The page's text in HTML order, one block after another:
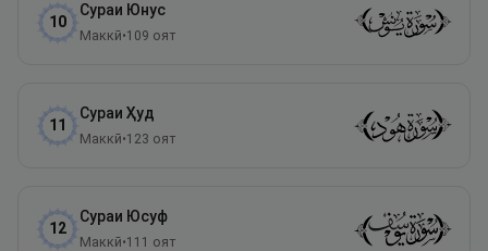
10
Сураи Юнус
Маккӣ•109 оят
11
Сураи Ҳуд
Маккӣ•123 оят
12
Сураи Юсуф
Маккӣ•111 оят